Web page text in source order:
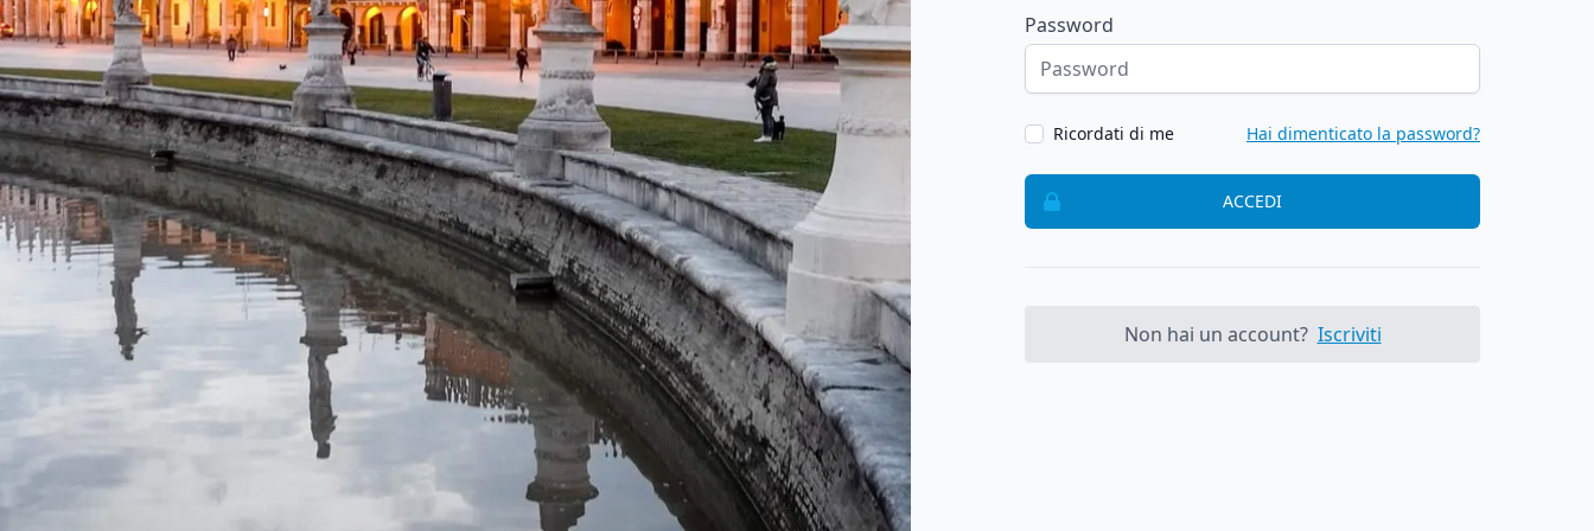
Password
Ricordati di me Hai dimenticato la password?
ACCEDI
Non hai un account? Iscriviti